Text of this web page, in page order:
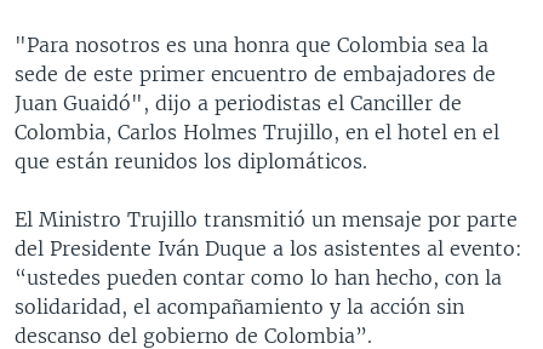
"Para nosotros es una honra que Colombia sea la
sede de este primer encuentro de embajadores de
Juan Guaidó", dijo a periodistas el Canciller de
Colombia, Carlos Holmes Trujillo, en el hotel en el
que están reunidos los diplomáticos.
El Ministro Trujillo transmitió un mensaje por parte
del Presidente Iván Duque a los asistentes al evento:
“ustedes pueden contar como lo han hecho, con la
solidaridad, el acompañamiento y la acción sin
descanso del gobierno de Colombia”.